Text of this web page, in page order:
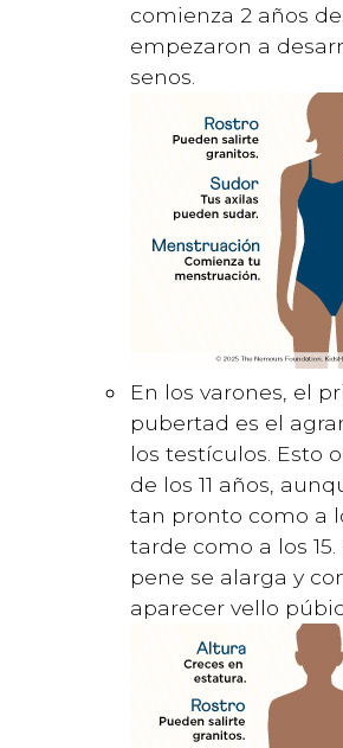
comienza 2 años
empezaron a
senos.
En los varones, el
pubertad es el
los testículos. Esto
de los 11 años,
tan pronto como a
tarde como a los
pene se alarga y
aparecer vello